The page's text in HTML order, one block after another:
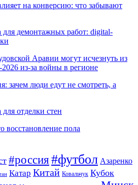
на конверсию: что забывают
для демонтажных работ: digital-
Аравии могут исчезнуть из
из-за войны в регионе
зачем люди едут не смотреть, а
отделки стен
пола
#россия#футбол Азаренко
Катар Китай Ковальчук Кубок